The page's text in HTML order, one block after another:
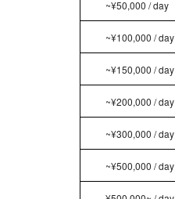
~¥50,000 / day
~¥100,000 / day
~¥150,000 / day
~¥200,000 / day
~¥300,000 / day
~¥500,000 / day